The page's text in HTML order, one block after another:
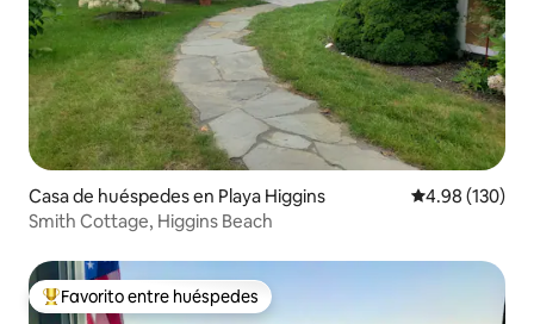
Casa de huéspedes en Playa Higgins Calificación
4.98 (130)
Smith Cottage, Higgins Beach
Favorito entre huéspedes preferido
Favorito entre huéspedes